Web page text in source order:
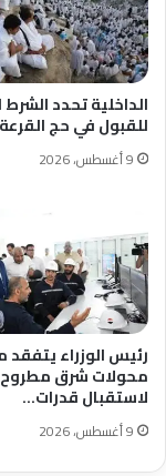
الداخلية تحدد
للقبول في حج القرعة
9 أغسطس، 2026
رئيس الوزراء
محولات شرق مطروح
لاستقبال قدرات…
9 أغسطس، 2026